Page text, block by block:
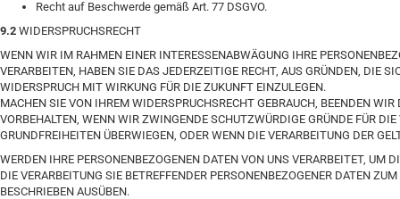
Recht auf Beschwerde gemäß Art. 77 DSGVO.
9.2 WIDERSPRUCHSRECHT
WENN WIR IM RAHMEN EINER INTERESSENABWÄGUNG IHRE
VERARBEITEN, HABEN SIE DAS JEDERZEITIGE RECHT, AUS GRÜNDEN, DIE
WIDERSPRUCH MIT WIRKUNG FÜR DIE ZUKUNFT EINZULEGEN.
MACHEN SIE VON IHREM WIDERSPRUCHSRECHT GEBRAUCH, BEENDEN
VORBEHALTEN, WENN WIR ZWINGENDE SCHUTZWÜRDIGE GRÜNDE FÜR
GRUNDFREIHEITEN ÜBERWIEGEN, ODER WENN DIE VERARBEITUNG DER
WERDEN IHRE PERSONENBEZOGENEN DATEN VON UNS VERARBEITET, UM
DIE VERARBEITUNG SIE BETREFFENDER PERSONENBEZOGENER DATEN
BESCHRIEBEN AUSÜBEN.